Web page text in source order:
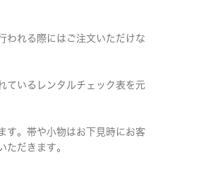
われる際にはご注文いただけな
ているレンタルチェック表を元
す。帯や小物はお下見時にお客
ただきます。